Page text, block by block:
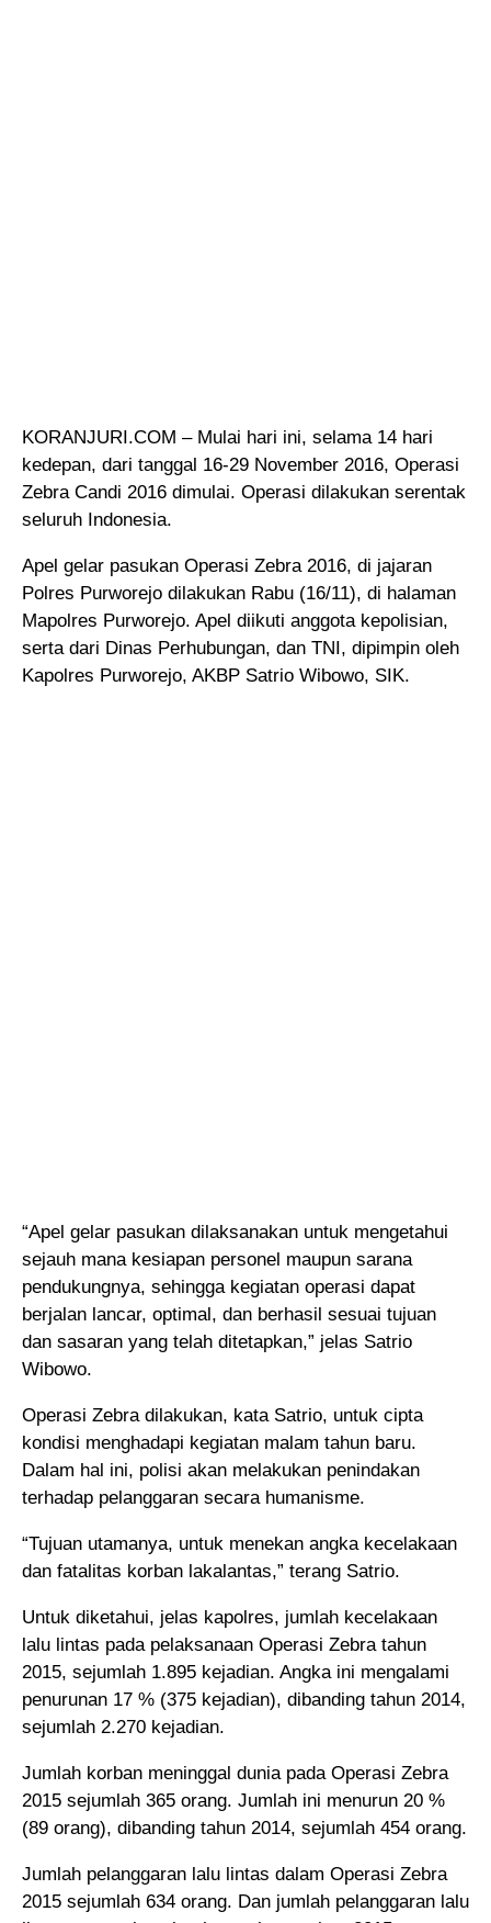
KORANJURI.COM – Mulai hari ini, selama 14 hari
kedepan, dari tanggal 16-29 November 2016, Operasi
Zebra Candi 2016 dimulai. Operasi dilakukan serentak
seluruh Indonesia.
Apel gelar pasukan Operasi Zebra 2016, di jajaran
Polres Purworejo dilakukan Rabu (16/11), di halaman
Mapolres Purworejo. Apel diikuti anggota kepolisian,
serta dari Dinas Perhubungan, dan TNI, dipimpin oleh
Kapolres Purworejo, AKBP Satrio Wibowo, SIK.
“Apel gelar pasukan dilaksanakan untuk mengetahui
sejauh mana kesiapan personel maupun sarana
pendukungnya, sehingga kegiatan operasi dapat
berjalan lancar, optimal, dan berhasil sesuai tujuan
dan sasaran yang telah ditetapkan,” jelas Satrio
Wibowo.
Operasi Zebra dilakukan, kata Satrio, untuk cipta
kondisi menghadapi kegiatan malam tahun baru.
Dalam hal ini, polisi akan melakukan penindakan
terhadap pelanggaran secara humanisme.
“Tujuan utamanya, untuk menekan angka kecelakaan
dan fatalitas korban lakalantas,” terang Satrio.
Untuk diketahui, jelas kapolres, jumlah kecelakaan
lalu lintas pada pelaksanaan Operasi Zebra tahun
2015, sejumlah 1.895 kejadian. Angka ini mengalami
penurunan 17 % (375 kejadian), dibanding tahun 2014,
sejumlah 2.270 kejadian.
Jumlah korban meninggal dunia pada Operasi Zebra
2015 sejumlah 365 orang. Jumlah ini menurun 20 %
(89 orang), dibanding tahun 2014, sejumlah 454 orang.
Jumlah pelanggaran lalu lintas dalam Operasi Zebra
2015 sejumlah 634 orang. Dan jumlah pelanggaran lalu